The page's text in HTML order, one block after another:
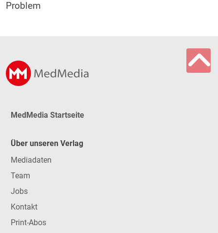
Problem
MedMedia Startseite
Über unseren Verlag
Mediadaten
Team
Jobs
Kontakt
Print-Abos